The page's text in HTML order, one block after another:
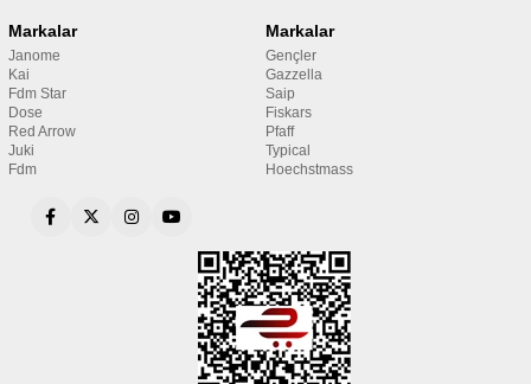
Markalar
Janome
Kai
Fdm Star
Dose
Red Arrow
Juki
Fdm
Markalar
Gençler
Gazzella
Saip
Fiskars
Pfaff
Typical
Hoechstmass